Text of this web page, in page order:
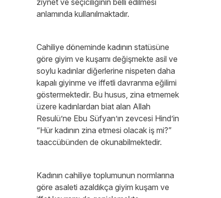
ziynet ve seçiciliğinin belli edilmesi
anlamında kullanılmaktadır.
Cahiliye döneminde kadının statüsüne
göre giyim ve kuşamı değişmekte asil ve
soylu kadınlar diğerlerine nispeten daha
kapalı giyinme ve iffetli davranma eğilimi
göstermektedir. Bu husus, zina etmemek
üzere kadınlardan biat alan Allah
Resulü’ne Ebu Süfyan’ın zevcesi Hind’in
“Hür kadının zina etmesi olacak iş mi?”
taaccübünden de okunabilmektedir.
Kadının cahiliye toplumunun normlarına
göre asaleti azaldıkça giyim kuşam ve